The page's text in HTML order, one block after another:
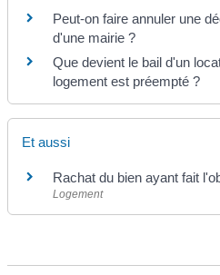
Peut-on faire annuler une
d'une mairie ?
Que devient le bail d'un
logement est préempté ?
Et aussi
Rachat du bien ayant fait
Logement